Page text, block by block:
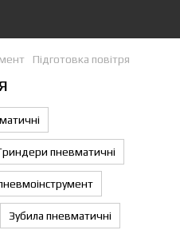
Підготовка повітря
пневматичні
Зубила пневматичні